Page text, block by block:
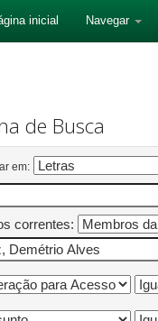
inicial Navegar
de Busca
em:
correntes: